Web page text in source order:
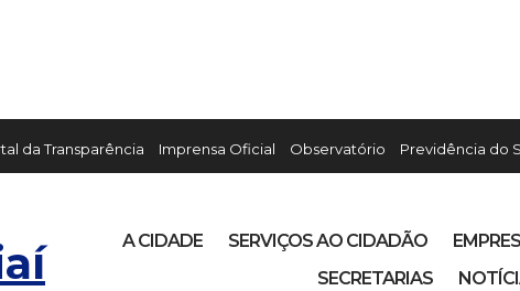
da Transparência Imprensa Oficial Observatório Previdência do
A CIDADE SERVIÇOS AO CIDADÃO
SECRETARIAS